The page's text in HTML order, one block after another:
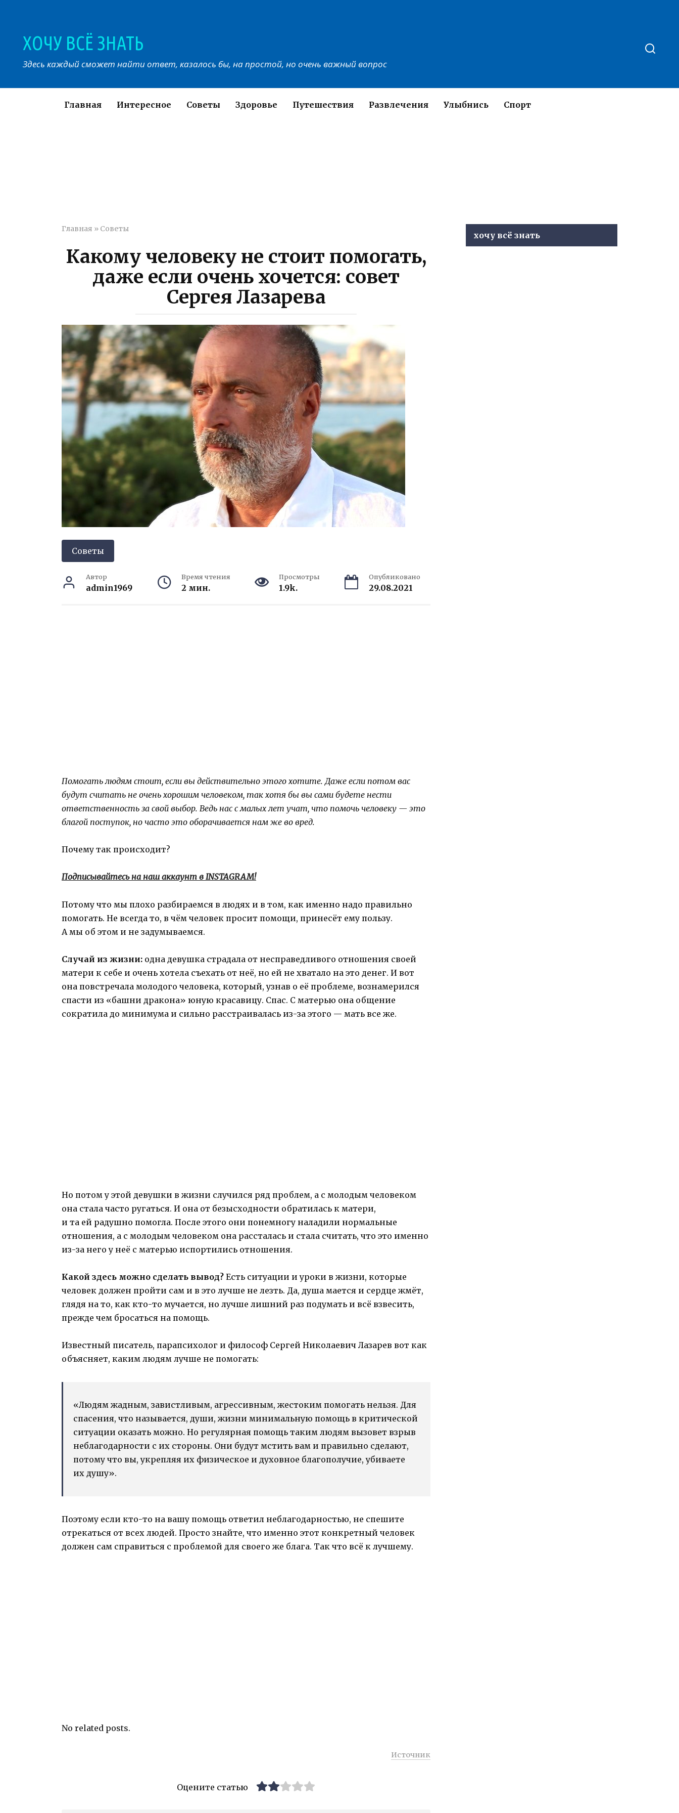
ХОЧУ ВСЁ ЗНАТЬ
Здесь каждый сможет найти ответ, казалось бы, на простой, но очень важный вопрос
Главная Интересное Советы Здоровье Путешествия Развлечения Улыбнись Спорт
Главная » Советы
Какому человеку не стоит помогать,
даже если очень хочется: совет
Сергея Лазарева
Советы
Автор
admin1969
Время чтения
2 мин.
Просмотры
1.9k.
Опубликовано
29.08.2021
Помогать людям стоит, если вы действительно этого хотите. Даже если потом вас
будут считать не очень хорошим человеком, так хотя бы вы сами будете нести
ответственность за свой выбор. Ведь нас с малых лет учат, что помочь человеку — это
благой поступок, но часто это оборачивается нам же во вред.
Почему так происходит?
Подписывайтесь на наш аккаунт в INSTAGRAM!
Потому что мы плохо разбираемся в людях и в том, как именно надо правильно
помогать. Не всегда то, в чём человек просит помощи, принесёт ему пользу.
А мы об этом и не задумываемся.
Случай из жизни: одна девушка страдала от несправедливого отношения своей
матери к себе и очень хотела съехать от неё, но ей не хватало на это денег. И вот
она повстречала молодого человека, который, узнав о её проблеме, вознамерился
спасти из «башни дракона» юную красавицу. Спас. С матерью она общение
сократила до минимума и сильно расстраивалась из-за этого — мать все же.
Но потом у этой девушки в жизни случился ряд проблем, а с молодым человеком
она стала часто ругаться. И она от безысходности обратилась к матери,
и та ей радушно помогла. После этого они понемногу наладили нормальные
отношения, а с молодым человеком она рассталась и стала считать, что это именно
из-за него у неё с матерью испортились отношения.
Какой здесь можно сделать вывод? Есть ситуации и уроки в жизни, которые
человек должен пройти сам и в это лучше не лезть. Да, душа мается и сердце жмёт,
глядя на то, как кто-то мучается, но лучше лишний раз подумать и всё взвесить,
прежде чем бросаться на помощь.
Известный писатель, парапсихолог и философ Сергей Николаевич Лазарев вот как
объясняет, каким людям лучше не помогать:
«Людям жадным, завистливым, агрессивным, жестоким помогать нельзя. Для
спасения, что называется, души, жизни минимальную помощь в критической
ситуации оказать можно. Но регулярная помощь таким людям вызовет взрыв
неблагодарности с их стороны. Они будут мстить вам и правильно сделают,
потому что вы, укрепляя их физическое и духовное благополучие, убиваете
их душу».
Поэтому если кто-то на вашу помощь ответил неблагодарностью, не спешите
отрекаться от всех людей. Просто знайте, что именно этот конкретный человек
должен сам справиться с проблемой для своего же блага. Так что всё к лучшему.
No related posts.
Источник
Оцените статью
хочу всё знать